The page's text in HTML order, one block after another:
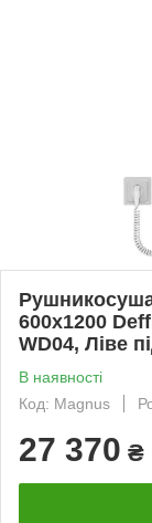
600х1200
WD04, Ліве
В наявності
Код: Magnus
27 370 ₴